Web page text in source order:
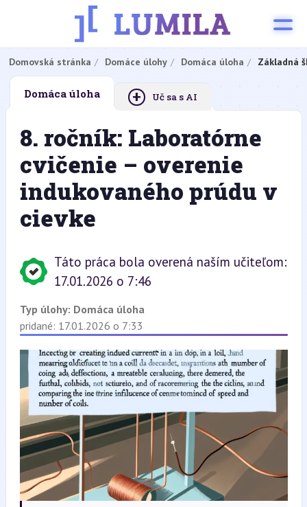
Domovská stránka Domáce úlohy Domáca úloha Základná
Domáca úloha + Uč sa s AI
8. ročník: Laboratórne
cvičenie – overenie
indukovaného prúdu v
cievke
Táto práca bola overená naším učiteľom:
17.01.2026 o 7:46
Typ úlohy: Domáca úloha
pridané: 17.01.2026 o 7:33